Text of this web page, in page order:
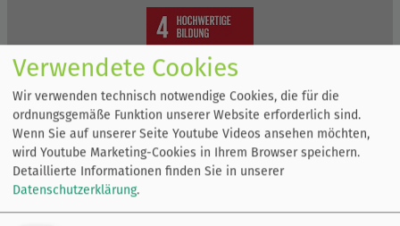
Verwendete Cookies
Wir verwenden technisch notwendige Cookies, die für die
ordnungsgemäße Funktion unserer Website erforderlich sind.
Wenn Sie auf unserer Seite Youtube Videos ansehen möchten,
wird Youtube Marketing-Cookies in Ihrem Browser speichern.
Detaillierte Informationen finden Sie in unserer
Datenschutzerklärung.